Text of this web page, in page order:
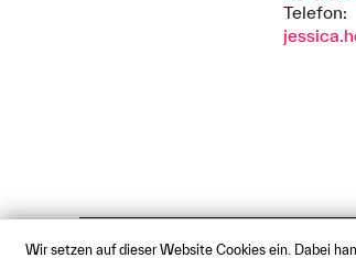
Wir setzen auf dieser Website Cookies ein. Dabei
Telefon: